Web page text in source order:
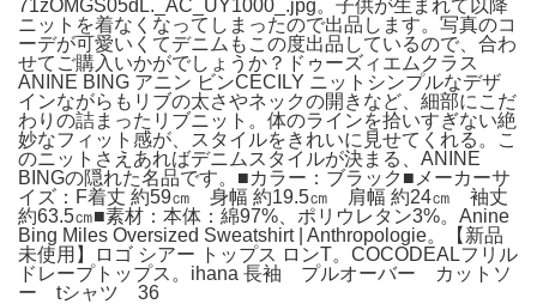
71zOMGS05dL._AC_UY1000_.jpg。子供が生まれて以降
ニットを着なくなってしまったので出品します。写真のコ
ーデが可愛いくてデニムもこの度出品しているので、合わ
せてご購入いかがでしょうか？ドゥーズィエムクラス
ANINE BING アニン ビンCECILY ニットシンプルなデザ
インながらもリブの太さやネックの開きなど、細部にこだ
わりの詰まったリブニット。体のラインを拾いすぎない絶
妙なフィット感が、スタイルをきれいに見せてくれる。こ
のニットさえあればデニムスタイルが決まる、ANINE
BINGの隠れた名品です。■カラー：ブラック■メーカーサ
イズ：F着丈 約59㎝ 身幅 約19.5㎝ 肩幅 約24㎝ 袖丈
約63.5㎝■素材：本体：綿97%、ポリウレタン3%。Anine
Bing Miles Oversized Sweatshirt | Anthropologie。【新品
未使用】ロゴ シアー トップス ロンT。COCODEALフリル
ドレープトップス。ihana 長袖 プルオーバー カットソ
ー tシャツ 36